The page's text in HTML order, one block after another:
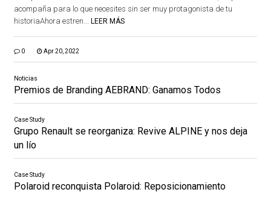
acompaña para lo que necesites sin ser muy protagonista de tu
historiaAhora estren...
LEER MÁS
0 Apr 20, 2022
Noticias
Premios de Branding AEBRAND: Ganamos Todos
Case Study
Grupo Renault se reorganiza: Revive ALPINE y nos deja
un lío
Case Study
Polaroid reconquista Polaroid: Reposicionamiento